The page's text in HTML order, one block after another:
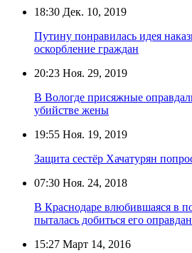
18:30 Дек. 10, 2019
Путину понравилась идея
оскорбление граждан
20:23 Ноя. 29, 2019
В Вологде присяжные
убийстве жены
19:55 Ноя. 19, 2019
Защита сестёр Хачатурян
07:30 Ноя. 24, 2018
В Краснодаре влюбившаяся в
пыталась добиться его
15:27 Март 14, 2016